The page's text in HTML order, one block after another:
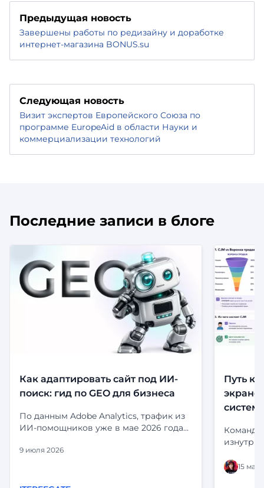
Предыдущая новость
Завершены работы по редизайну и доработке
интернет-магазина BONUS.su
Следующая новость
Визит экспертов Европейского Союза по
программе EuropeAid в области Науки и
коммерциализации технологий
Последние записи в блоге
Как адаптировать сайт под ИИ-
поиск: гид по GEO для бизнеса
По данным Adobe Analytics, трафик из
ИИ-помощников уже в мае 2026 года
визит, чем органический поиск.
9 июля 2026
Путь
Команда
15 мая